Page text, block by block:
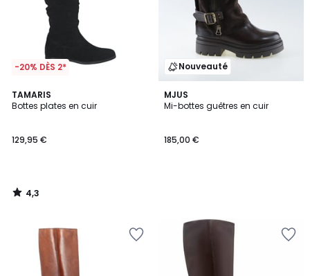
-20% DÈS 2*
TAMARIS
Bottes plates en cuir
129,95 €
4,3
/ 5
4,3
/
Nouveauté
MJUS
Mi-bottes guêtres en cuir
185,00 €